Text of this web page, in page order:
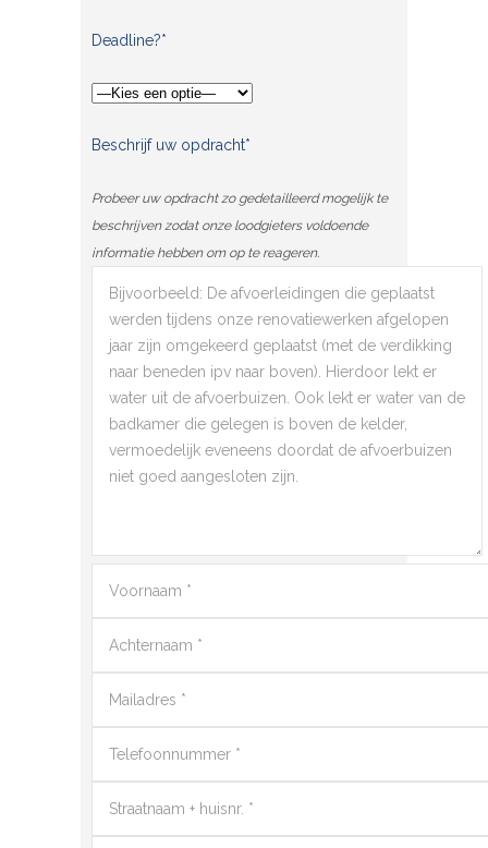
Deadline?*
Beschrijf uw opdracht*
Probeer uw opdracht zo gedetailleerd mogelijk te
beschrijven zodat onze loodgieters voldoende
informatie hebben om op te reageren.